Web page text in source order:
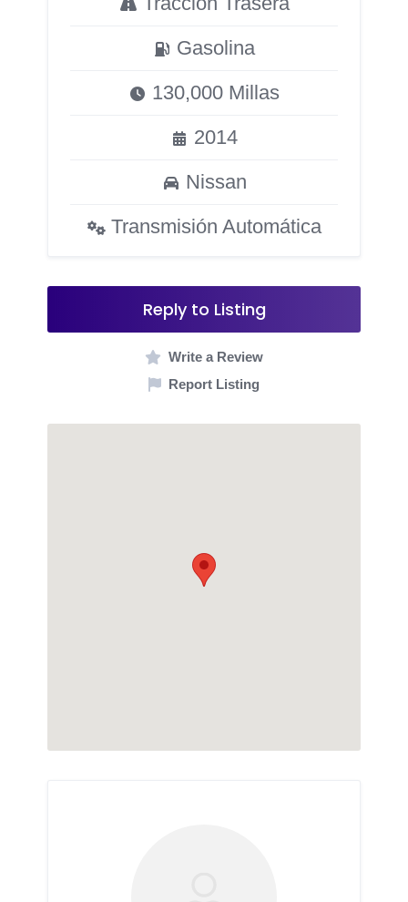
Gasolina
130,000 Millas
2014
Nissan
Transmisión Automática
Reply to Listing
Write a Review
Report Listing